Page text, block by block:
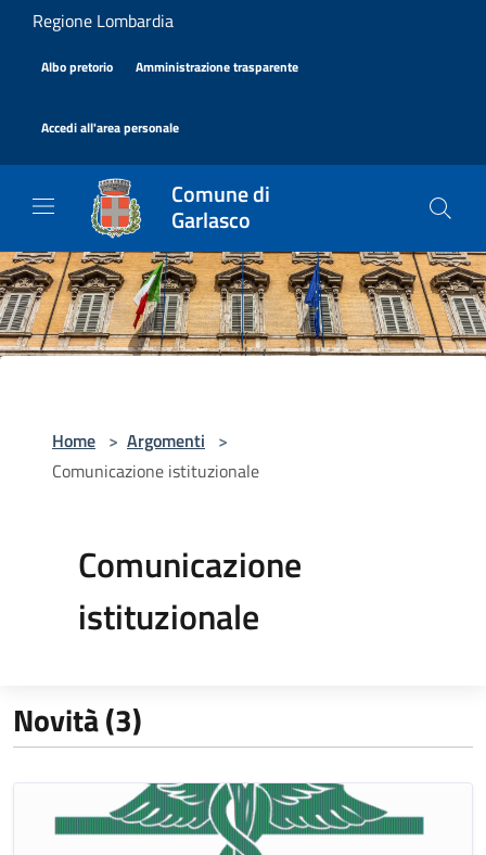
Salta al contenuto principale
Regione Lombardia
Albo pretorio Amministrazione trasparente
Accedi all'area personale
Comune di
Garlasco
Home > Argomenti >
Comunicazione istituzionale
Comunicazione
istituzionale
Novità (3)